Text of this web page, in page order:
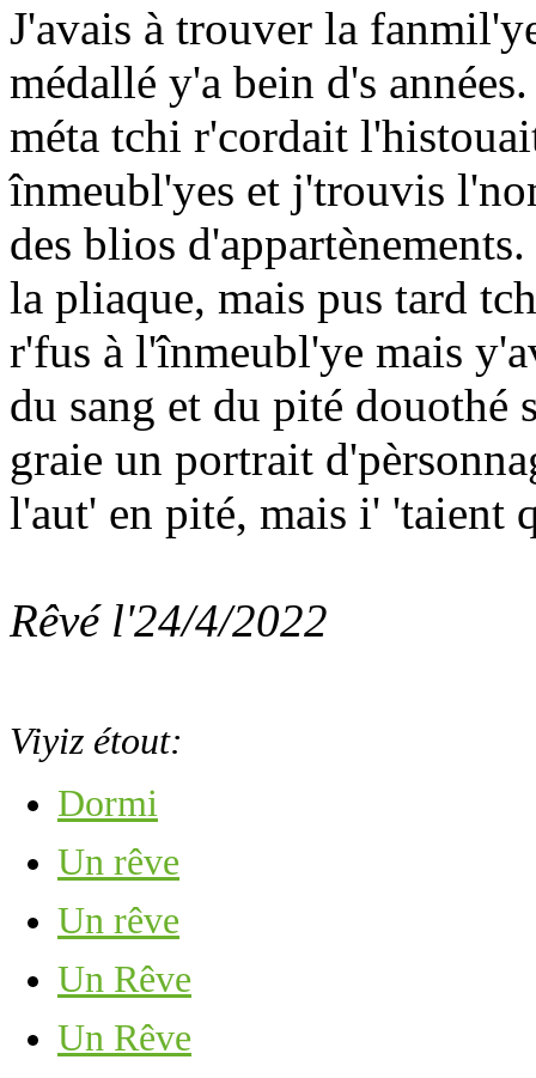
J'avais à trouver la
médallé y'a bein d's
méta tchi r'cordait
înmeubl'yes et j'trouvis
des blios
la pliaque, mais pus tard
r'fus à l'înmeubl'ye mais
du sang et du pité douothé
graie un portrait
l'aut' en pité, mais i' 'taient
Rêvé l'24/4/2022
Viyiz étout:
Dormi
Un rêve
Un rêve
Un Rêve
Un Rêve